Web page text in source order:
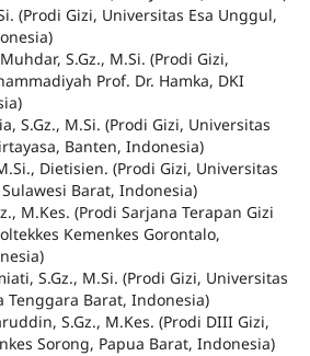
(Prodi Gizi, Universitas Esa Unggul,
S.Gz., M.Si. (Prodi Gizi,
Prof. Dr. Hamka, DKI
S.Gz., M.Si. (Prodi Gizi, Universitas
Banten, Indonesia)
Dietisien. (Prodi Gizi, Universitas
Barat, Indonesia)
M.Kes. (Prodi Sarjana Terapan Gizi
Kemenkes Gorontalo,
S.Gz., M.Si. (Prodi Gizi, Universitas
Tenggara Barat, Indonesia)
S.Gz., M.Kes. (Prodi DIII Gizi,
Sorong, Papua Barat, Indonesia)